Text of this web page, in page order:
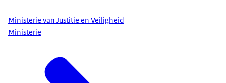
Ministerie van Justitie en Veiligheid
Ministerie